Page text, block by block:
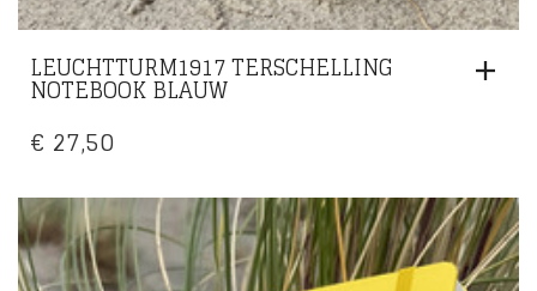
LEUCHTTURM1917 TERSCHELLING
NOTEBOOK BLAUW
€ 27,50